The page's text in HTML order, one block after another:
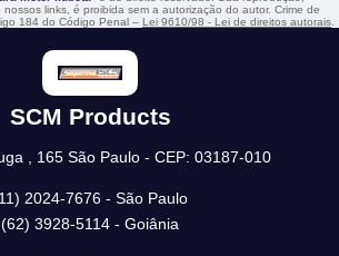
links, é proibida sem a autorização do autor. Crime de
184 do Código Penal – Lei 9610/98 - Lei de direitos autorais.
SCM Products
, 165 São Paulo - CEP: 03187-010
2024-7676 - São Paulo
(62) 3928-5114 - Goiânia